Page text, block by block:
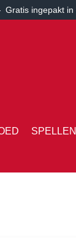
ingepakt in
SPELLEN